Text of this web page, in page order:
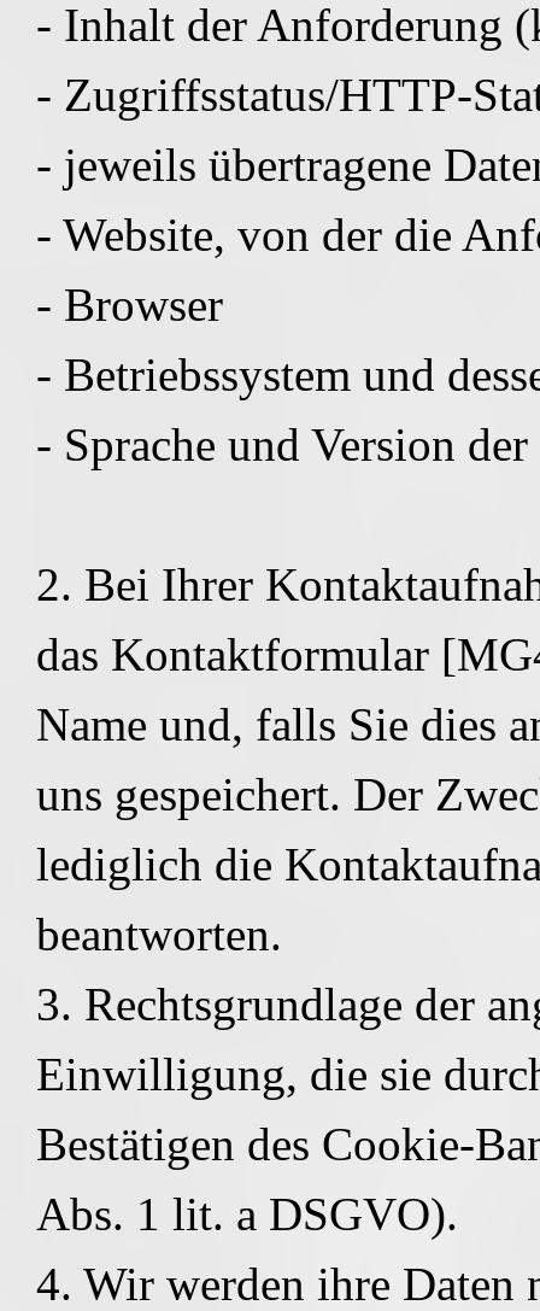
- Inhalt der Anforderung
- Zugriffsstatus/HTTP-
- jeweils übertragene
- Website, von der die
- Browser
- Betriebssystem und
- Sprache und Version
2. Bei Ihrer
das Kontaktformular
Name und, falls Sie dies
uns gespeichert. Der
lediglich die
beantworten.
3. Rechtsgrundlage der
Einwilligung, die sie
Bestätigen des Cookie-
Abs. 1 lit. a DSGVO).
4. Wir werden ihre Daten